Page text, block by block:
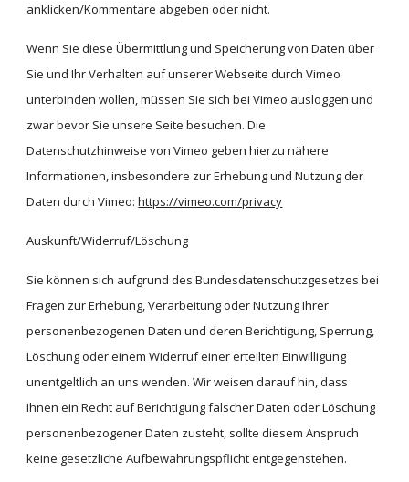
anklicken/Kommentare abgeben oder nicht.
Wenn Sie diese Übermittlung und Speicherung von Daten über
Sie und Ihr Verhalten auf unserer Webseite durch Vimeo
unterbinden wollen, müssen Sie sich bei Vimeo ausloggen und
zwar bevor Sie unsere Seite besuchen. Die
Datenschutzhinweise von Vimeo geben hierzu nähere
Informationen, insbesondere zur Erhebung und Nutzung der
Daten durch Vimeo: https://vimeo.com/privacy
Auskunft/Widerruf/Löschung
Sie können sich aufgrund des Bundesdatenschutzgesetzes bei
Fragen zur Erhebung, Verarbeitung oder Nutzung Ihrer
personenbezogenen Daten und deren Berichtigung, Sperrung,
Löschung oder einem Widerruf einer erteilten Einwilligung
unentgeltlich an uns wenden. Wir weisen darauf hin, dass
Ihnen ein Recht auf Berichtigung falscher Daten oder Löschung
personenbezogener Daten zusteht, sollte diesem Anspruch
keine gesetzliche Aufbewahrungspflicht entgegenstehen.